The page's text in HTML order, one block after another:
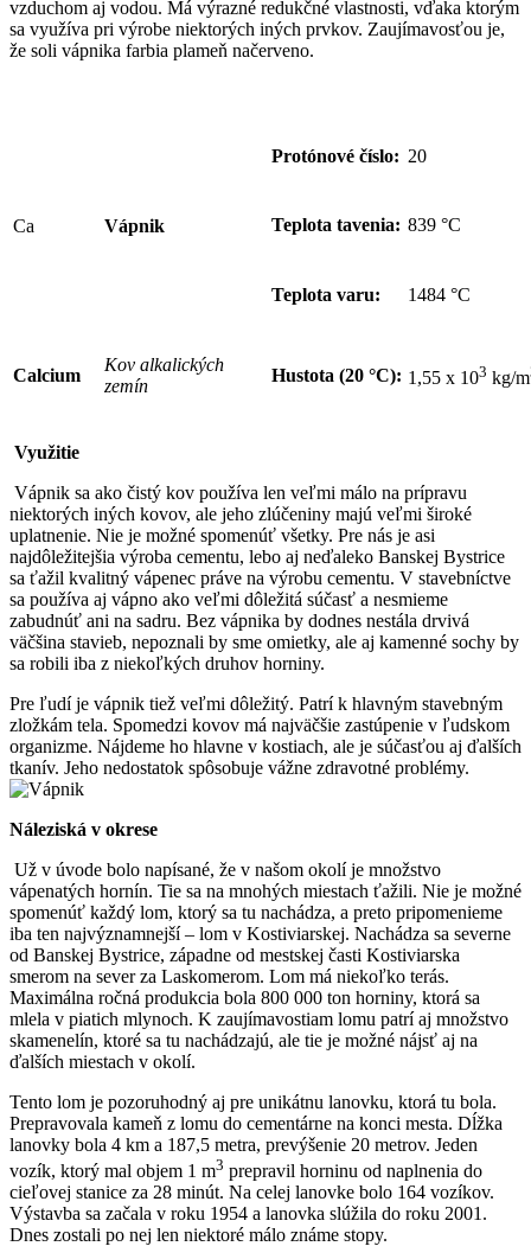
vzduchom aj vodou. Má výrazné redukčné vlastnosti, vďaka ktorým
sa využíva pri výrobe niektorých iných prvkov. Zaujímavosťou je,
že soli vápnika farbia plameň načerveno.
Ca Vápnik
Protónové číslo: 20
Teplota tavenia: 839 °C
Teplota varu: 1484 °C
Calcium
Kov alkalických
zemín
Hustota (20 °C): 1,55 x 103 kg/m
Využitie
Vápnik sa ako čistý kov používa len veľmi málo na prípravu
niektorých iných kovov, ale jeho zlúčeniny majú veľmi široké
uplatnenie. Nie je možné spomenúť všetky. Pre nás je asi
najdôležitejšia výroba cementu, lebo aj neďaleko Banskej Bystrice
sa ťažil kvalitný vápenec práve na výrobu cementu. V stavebníctve
sa používa aj vápno ako veľmi dôležitá súčasť a nesmieme
zabudnúť ani na sadru. Bez vápnika by dodnes nestála drvivá
väčšina stavieb, nepoznali by sme omietky, ale aj kamenné sochy by
sa robili iba z niekoľkých druhov horniny.
Pre ľudí je vápnik tiež veľmi dôležitý. Patrí k hlavným stavebným
zložkám tela. Spomedzi kovov má najväčšie zastúpenie v ľudskom
organizme. Nájdeme ho hlavne v kostiach, ale je súčasťou aj ďalších
tkanív. Jeho nedostatok spôsobuje vážne zdravotné problémy.
Náleziská v okrese
Už v úvode bolo napísané, že v našom okolí je množstvo
vápenatých hornín. Tie sa na mnohých miestach ťažili. Nie je možné
spomenúť každý lom, ktorý sa tu nachádza, a preto pripomenieme
iba ten najvýznamnejší – lom v Kostiviarskej. Nachádza sa severne
od Banskej Bystrice, západne od mestskej časti Kostiviarska
smerom na sever za Laskomerom. Lom má niekoľko terás.
Maximálna ročná produkcia bola 800 000 ton horniny, ktorá sa
mlela v piatich mlynoch. K zaujímavostiam lomu patrí aj množstvo
skamenelín, ktoré sa tu nachádzajú, ale tie je možné nájsť aj na
ďalších miestach v okolí.
Tento lom je pozoruhodný aj pre unikátnu lanovku, ktorá tu bola.
Prepravovala kameň z lomu do cementárne na konci mesta. Dĺžka
lanovky bola 4 km a 187,5 metra, prevýšenie 20 metrov. Jeden
vozík, ktorý mal objem 1 m3 prepravil horninu od naplnenia do
cieľovej stanice za 28 minút. Na celej lanovke bolo 164 vozíkov.
Výstavba sa začala v roku 1954 a lanovka slúžila do roku 2001.
Dnes zostali po nej len niektoré málo známe stopy.